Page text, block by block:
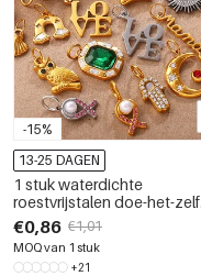
-15%
13-25 DAGEN
1 stuk waterdichte
roestvrijstalen doe-het-zelf
hanger in goudkleur
€0,86 €1,01
MOQ van 1 stuk
+21